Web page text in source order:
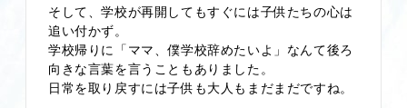
そして、学校が再開してもすぐには子供たちの心は
追い付かず。
学校帰りに「ママ、僕学校辞めたいよ」なんて後ろ
向きな言葉を言うこともありました。
日常を取り戻すには子供も大人もまだまだですね。